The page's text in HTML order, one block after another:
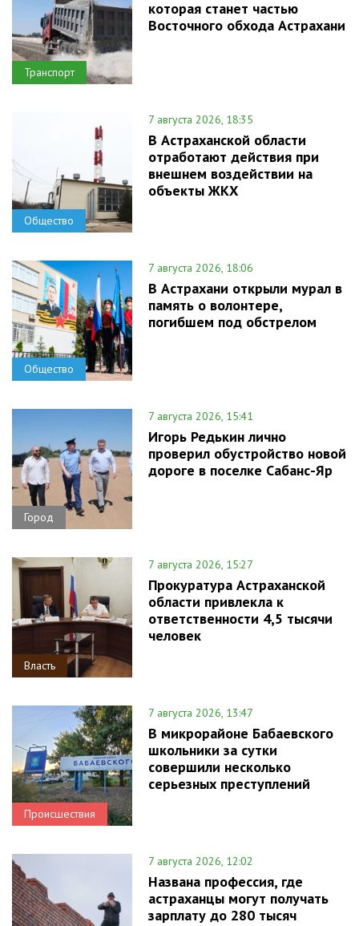
Транспорт
которая станет частью
Восточного обхода Астрахани
Общество
7 августа 2026, 18:35
В Астраханской области
отработают действия при
внешнем воздействии на
объекты ЖКХ
Общество
7 августа 2026, 18:06
В Астрахани открыли мурал в
память о волонтере,
погибшем под обстрелом
Город
7 августа 2026, 15:41
Игорь Редькин лично
проверил обустройство новой
дороге в поселке Сабанс-Яр
Власть
7 августа 2026, 15:27
Прокуратура Астраханской
области привлекла к
ответственности 4,5 тысячи
человек
Происшествия
7 августа 2026, 13:47
В микрорайоне Бабаевского
школьники за сутки
совершили несколько
серьезных преступлений
7 августа 2026, 12:02
Названа профессия, где
астраханцы могут получать
зарплату до 280 тысяч